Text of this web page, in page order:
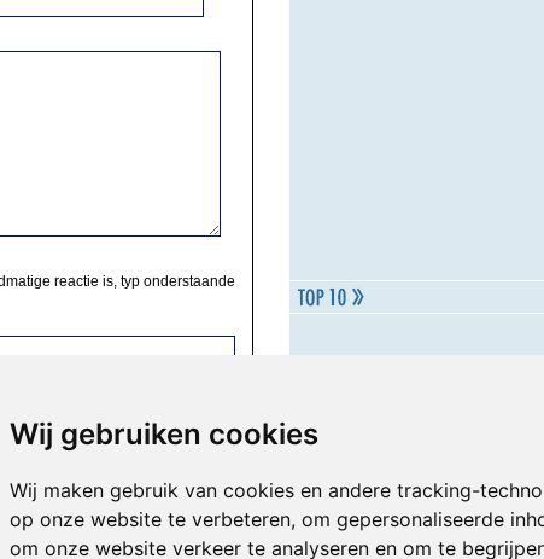
Wij gebruiken cookies
Wij maken gebruik van cookies en andere tracking-
op onze website te verbeteren, om gepersonaliseerde
om onze website verkeer te analyseren en om te
reactie is, typ onderstaande
Inloggen